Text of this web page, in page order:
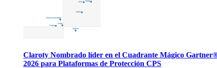
Claroty Nombrado líder en el Cuadrante Mágico
2026 para Plataformas de Protección CPS